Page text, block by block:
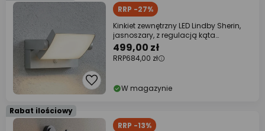
RRP -27%
Kinkiet zewnętrzny LED Lindby Sherin,
jasnoszary, z regulacją kąta
nachylenia i
499,00 zł
RRP684,00 zł
W magazynie
Rabat ilościowy
RRP -13%